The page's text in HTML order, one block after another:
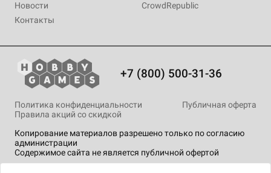
Новости
Контакты
CrowdRepublic
+7 (800) 500-31-36
Копирование материалов разрешено только по согласию
администрации
Содержимое сайта не является публичной офертой
Политика конфиденциальности
Публичная оферта
Правила акций со скидкой